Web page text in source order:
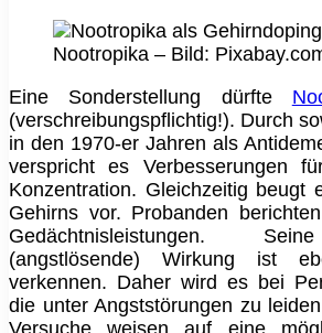
Nootropika – Bild:
Eine Sonderstellung dürfte
(verschreibungspflichtig!). Durch
in den 1970-er Jahren als
verspricht es Verbesserungen
Konzentration. Gleichzeitig beugt
Gehirns vor. Probanden
Gedächtnisleistungen.
(angstlösende) Wirkung ist
verkennen. Daher wird es bei
die unter Angststörungen zu
Versuche weisen auf eine